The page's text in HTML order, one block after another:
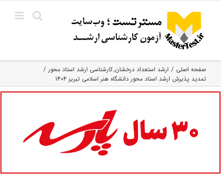
content
صفحه اصلی ارشد استعداد درخشان کارشناسی ارشد استاد محور
تمدید پذیرش ارشد استاد محور دانشگاه هنر اسلامی تبریز ۱۴۰۴